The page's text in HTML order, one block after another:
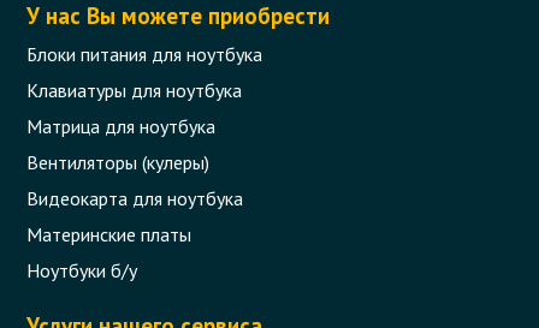
Код товара - 04900
405 грн.
Нет в наличии
У нас Вы можете приобрести
Блоки питания для ноутбука
Клавиатуры для ноутбука
Матрица для ноутбука
Вентиляторы (кулеры)
Видеокарта для ноутбука
Материнские платы
Ноутбуки б/у